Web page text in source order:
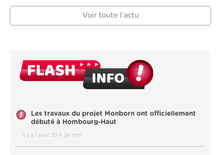
Voir toute l'actu
Les travaux du projet Monborn ont officiellement
débuté à Hombourg-Haut
il y a 1 jour 20 h 24 min